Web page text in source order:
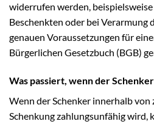
widerrufen werden,
Beschenkten oder bei Verarmung
genauen Voraussetzungen für
Bürgerlichen Gesetzbuch (BGB)
Was passiert, wenn der
Wenn der Schenker innerhalb von
Schenkung zahlungsunfähig wird,